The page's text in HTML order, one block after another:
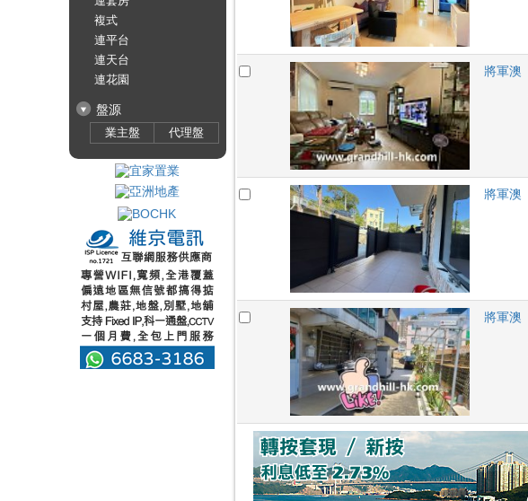
複式
連平台
連天台
連花園
盤源
業主盤 代理盤
將軍澳
將軍澳
將軍澳